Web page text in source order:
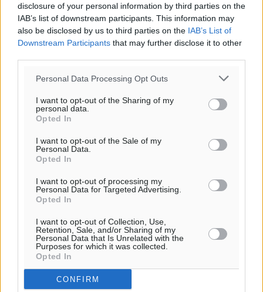
disclosure of your personal information by third parties on the
IAB’s list of downstream participants. This information may
also be disclosed by us to third parties on the IAB’s List of
Downstream Participants that may further disclose it to other
Personal Data Processing Opt Outs
I want to opt-out of the Sharing of my
personal data.
Opted In
I want to opt-out of the Sale of my
Personal Data.
Opted In
I want to opt-out of processing my
Personal Data for Targeted Advertising.
Opted In
I want to opt-out of Collection, Use,
Retention, Sale, and/or Sharing of my
Personal Data that Is Unrelated with the
Purposes for which it was collected.
Opted In
CONFIRM
Ροή ειδήσεων
Πού κινούνται οι κρατήσεις last minute σε Ελλάδα
Ειδήσεις• πριν 4 λεπτά
Οδηγός στη Ρόδο τράκαρε σταθμευμένο αυτοκίνητο,
παρέσυρε 72χρονο και διέφυγε
Τοπικές Ειδήσεις
Το νέο Ειδικό Χωροταξικό για τον Τουρισμό
ξανασχεδιάζει τον επενδυτικό χάρτη της Ρόδου